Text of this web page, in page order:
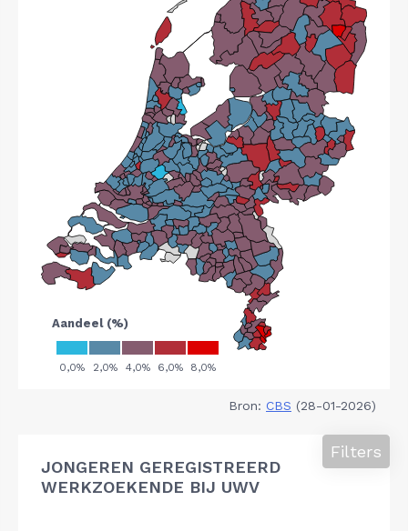
Bron: CBS (28-01-2026)
JONGEREN GEREGISTREERD
WERKZOEKENDE BIJ UWV
Filters